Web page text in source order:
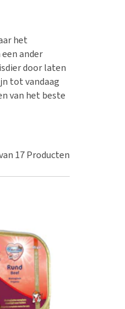
het
ander
door laten
tot vandaag
van het beste
17Producten